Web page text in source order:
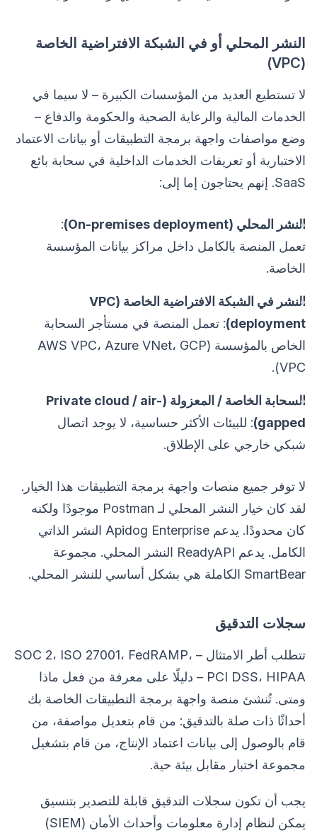
النشر المحلي أو في الشبكة الافتراضية الخاصة
(VPC)
لا تستطيع العديد من المؤسسات الكبيرة – لا سيما في
الخدمات المالية والرعاية الصحية والحكومة والدفاع –
وضع مواصفات واجهة برمجة التطبيقات أو بيانات الاعتماد
الاختبارية أو تعريفات الخدمات الداخلية في سحابة بائع
SaaS. إنهم يحتاجون إما إلى:
النشر المحلي (On-premises deployment)
:
تعمل المنصة بالكامل داخل مراكز بيانات المؤسسة
الخاصة.
النشر في الشبكة الافتراضية الخاصة (VPC
deployment) : تعمل المنصة في مستأجر السحابة
الخاص بالمؤسسة (AWS VPC، Azure VNet، GCP
VPC).
السحابة الخاصة / المعزولة (Private cloud / air-
gapped) : للبيئات الأكثر حساسية، لا يوجد اتصال
شبكي خارجي على الإطلاق.
لا توفر جميع منصات واجهة برمجة التطبيقات هذا الخيار.
لقد كان خيار النشر المحلي لـ Postman موجودًا ولكنه
كان محدودًا. يدعم Apidog Enterprise النشر الذاتي
الكامل. يدعم ReadyAPI النشر المحلي. مجموعة
SmartBear الكاملة هي بشكل أساسي للنشر المحلي.
سجلات التدقيق
تتطلب أطر الامتثال – SOC 2، ISO 27001، FedRAMP،
PCI DSS، HIPAA – دليلًا على معرفة من فعل ماذا
ومتى. تُنشئ منصة واجهة برمجة التطبيقات الخاصة بك
أحداثًا ذات صلة بالتدقيق: من قام بتعديل مواصفة، من
قام بالوصول إلى بيانات اعتماد الإنتاج، من قام بتشغيل
مجموعة اختبار مقابل بيئة حية.
يجب أن تكون سجلات التدقيق قابلة للتصدير بتنسيق
يمكن لنظام إدارة معلومات وأحداث الأمان (SIEM)